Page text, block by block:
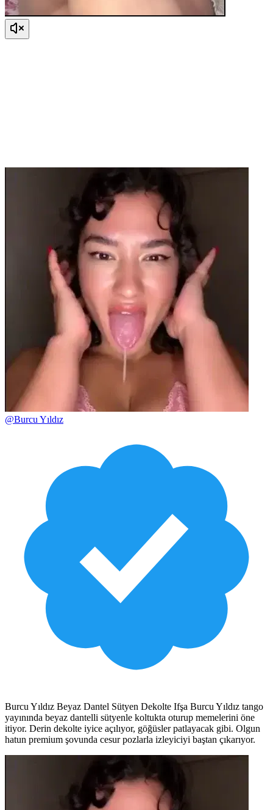
@Burcu Yıldız
Burcu Yıldız Beyaz Dantel Sütyen Dekolte Ifşa Burcu Yıldız tango
yayınında beyaz dantelli sütyenle koltukta oturup memelerini öne
itiyor. Derin dekolte iyice açılıyor, göğüsler patlayacak gibi. Olgun
hatun premium şovunda cesur pozlarla izleyiciyi baştan çıkarıyor.